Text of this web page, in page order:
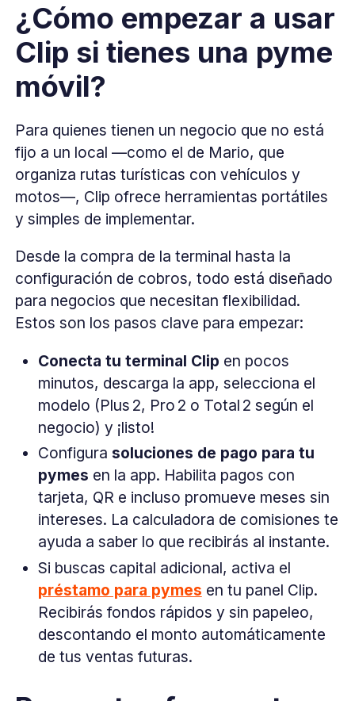
¿Cómo empezar a usar
Clip si tienes una pyme
móvil?
Para quienes tienen un negocio que no está
fijo a un local —como el de Mario, que
organiza rutas turísticas con vehículos y
motos—, Clip ofrece herramientas portátiles
y simples de implementar.
Desde la compra de la terminal hasta la
configuración de cobros, todo está diseñado
para negocios que necesitan flexibilidad.
Estos son los pasos clave para empezar:
Conecta tu terminal Clip en pocos
minutos, descarga la app, selecciona el
modelo (Plus 2, Pro 2 o Total 2 según el
negocio) y ¡listo!
Configura soluciones de pago para tu
pymes en la app. Habilita pagos con
tarjeta, QR e incluso promueve meses sin
intereses. La calculadora de comisiones te
ayuda a saber lo que recibirás al instante.
Si buscas capital adicional, activa el
préstamo para pymes en tu panel Clip.
Recibirás fondos rápidos y sin papeleo,
descontando el monto automáticamente
de tus ventas futuras.